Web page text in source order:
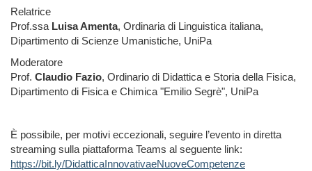
Relatrice
Prof.ssa Luisa Amenta, Ordinaria di Linguistica italiana,
Dipartimento di Scienze Umanistiche, UniPa
Moderatore
Prof. Claudio Fazio, Ordinario di Didattica e Storia della Fisica,
Dipartimento di Fisica e Chimica "Emilio Segrè", UniPa
È possibile, per motivi eccezionali, seguire l’evento in diretta
streaming sulla piattaforma Teams al seguente link:
https://bit.ly/DidatticaInnovativaeNuoveCompetenze